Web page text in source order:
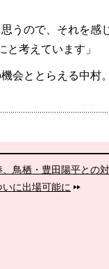
うので、それを感
考えています」
会ととらえる中村
、鳥栖・豊田陽平との
に出場可能に